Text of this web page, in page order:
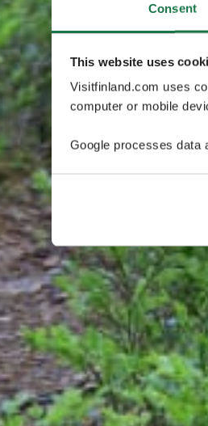
Consent
This website uses
Visitfinland.com uses
computer or mobile
Google processes data